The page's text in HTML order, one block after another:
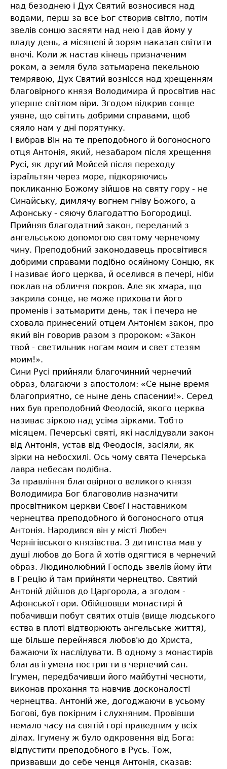
над безоднею і Дух Святий возносився над
водами, перш за все Бог створив світло, потім
звелів сонцю засяяти над нею і дав йому у
владу день, а місяцеві й зорям наказав світити
вночі. Коли ж настав кінець призначеним
рокам, а земля була затьмарена пекельною
темрявою, Дух Святий вознісся над хрещенням
благовірного князя Володимира й просвітив нас
уперше світлом віри. Згодом відкрив сонце
уявне, що світить добрими справами, щоб
сяяло нам у дні порятунку.
І вибрав Він на те преподобного й богоносного
отця Антонія, який, незабаром після хрещення
Русі, як другий Мойсей після переходу
ізраїльтян через море, підкоряючись
покликанню Божому зійшов на святу гору - не
Синайську, димлячу вогнем гніву Божого, а
Афонську - сяючу благодаттю Богородиці.
Прийняв благодатний закон, переданий з
ангельською допомогою святому чернечому
чину. Преподобний законодавець просвітився
добрими справами подібно осяйному Сонцю, як
і називає його церква, й оселився в печері, ніби
поклав на обличчя покров. Але як хмара, що
закрила сонце, не може приховати його
променів і затьмарити день, так і печера не
сховала принесений отцем Антонієм закон, про
який він говорив разом з пророком: «Закон
твой - светильник ногам моим и свет стезям
моим!».
Сини Русі прийняли благочинний чернечий
образ, благаючи з апостолом: «Се ныне время
благоприятно, се ныне день спасении!». Серед
них був преподобний Феодосій, якого церква
називає зіркою над усіма зірками. Тобто
місяцем. Печерські святі, які наслідували закон
від Антонія, устав від Феодосія, засіяли, як
зірки на небосхилі. Ось чому свята Печерська
лавра небесам подібна.
За правління благовірного великого князя
Володимира Бог благоволив назначити
просвітником церкви Своєї і наставником
чернецтва преподобного й богоносного отця
Антонія. Народився він у місті Любеч
Чернігівського князівства. З дитинства мав у
душі любов до Бога й хотів одягтися в чернечий
образ. Людинолюбний Господь звелів йому йти
в Грецію й там прийняти чернецтво. Святий
Антоній дійшов до Царгорода, а згодом -
Афонської гори. Обійшовши монастирі й
побачивши побут святих отців (вище людського
єства в плоті відтворюють ангельське життя),
ще більше перейнявся любов'ю до Христа,
бажаючи їх наслідувати. В одному з монастирів
благав ігумена постригти в чернечий сан.
Ігумен, передбачивши його майбутні чесноти,
виконав прохання та навчив досконалості
чернецтва. Антоній же, догоджаючи в усьому
Богові, був покірним і слухняним. Провівши
немало часу на святій горі праведним у всіх
ділах. Ігумену ж було одкровення від Бога:
відпустити преподобного в Русь. Тож,
призвавши до себе ченця Антонія, сказав: